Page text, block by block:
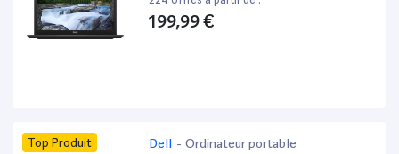
199,99 €
Top Produit Dell - Ordinateur portable